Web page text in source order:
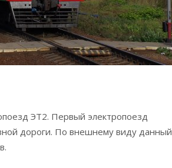
ЭТ2. Первый электропоезд
дороги. По внешнему виду данный